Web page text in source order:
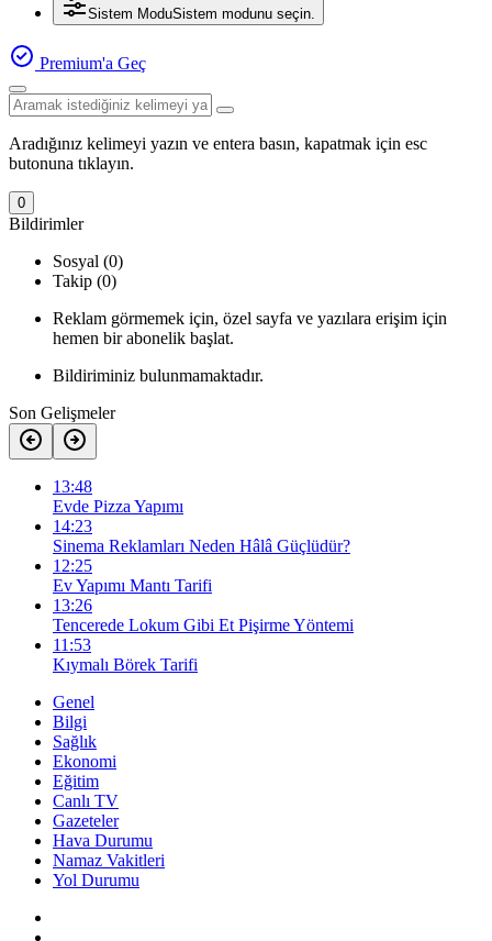
Sistem ModuSistem modunu seçin.
Premium'a Geç
Aradığınız kelimeyi yazın ve entera basın, kapatmak için esc
butonuna tıklayın.
0
Bildirimler
Sosyal (0)
Takip (0)
Reklam görmemek için, özel sayfa ve yazılara erişim için
hemen bir abonelik başlat.
Bildiriminiz bulunmamaktadır.
Son Gelişmeler
13:48
Evde Pizza Yapımı
14:23
Sinema Reklamları Neden Hâlâ Güçlüdür?
12:25
Ev Yapımı Mantı Tarifi
13:26
Tencerede Lokum Gibi Et Pişirme Yöntemi
11:53
Kıymalı Börek Tarifi
Genel
Bilgi
Sağlık
Ekonomi
Eğitim
Canlı TV
Gazeteler
Hava Durumu
Namaz Vakitleri
Yol Durumu